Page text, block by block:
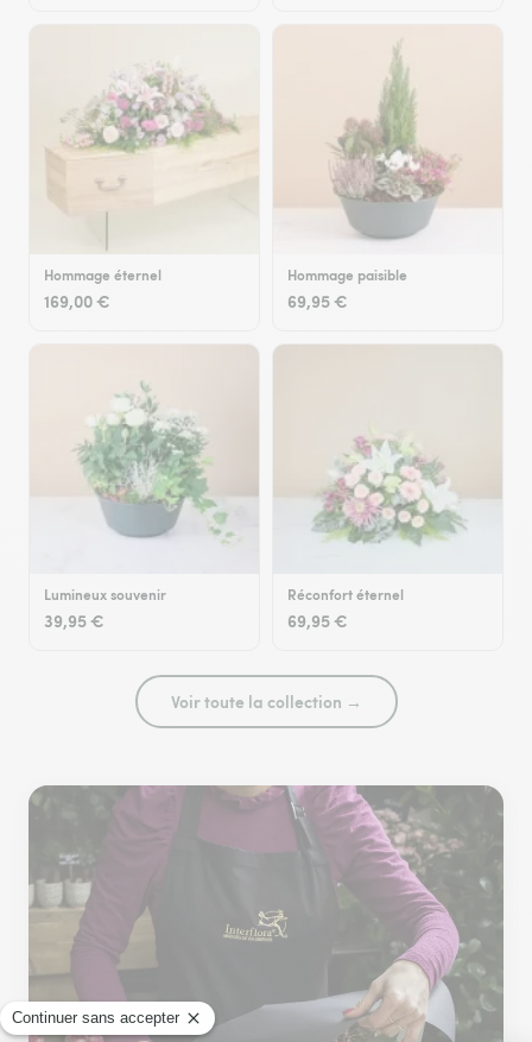
Hommage éternel
169,00 €
Hommage paisible
69,95 €
Lumineux souvenir
39,95 €
Réconfort éternel
69,95 €
Voir toute la collection →